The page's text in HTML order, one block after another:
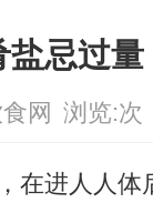
盐忌过量
网 浏览:次
进人人体